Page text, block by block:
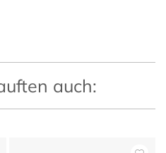
auch: